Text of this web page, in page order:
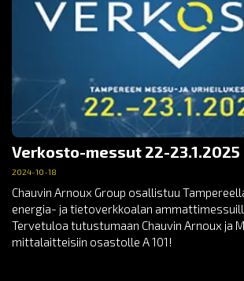
Verkosto-messut 22-23.1.2025
2024-10-18
Chauvin Arnoux Group osallistuu
energia- ja tietoverkkoalan
Tervetuloa tutustumaan Chauvin Arnoux ja
mittalaitteisiin osastolle A 101!